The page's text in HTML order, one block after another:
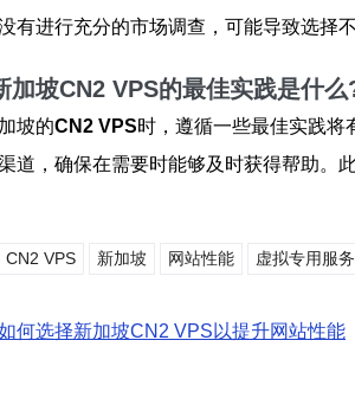
有进行充分的市场调查，可能导致选择
加坡CN2 VPS的最佳实践是什么
坡的CN2 VPS时，遵循一些最佳实践将
道，确保在需要时能够及时获得帮助。
CN2 VPS 新加坡 网站性能 虚拟专用服
何选择新加坡CN2 VPS以提升网站性能